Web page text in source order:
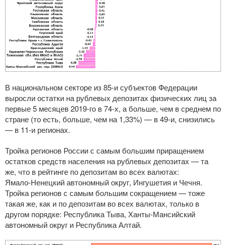
В национальном секторе из85-исубъектов Федерации
выросли остатки на рублевых депозитах физических лиц за
первые 5 месяцев2019-го в74-х, а больше, чем в среднем по
стране (то есть, больше, чем на 1,33%) — в49-и, снизились
— в 11-и регионах.
Тройка регионов России с самым большим приращением
остатков средств населения на рублевых депозитах — та
же, что в рейтинге по депозитам во всех валютах:
Ямало-Ненецкийавтономный округ, Ингушетия и Чечня.
Тройка регионов с самым большим сокращением — тоже
такая же, как и по депозитам во всех валютах, только в
другом порядке: Республика Тыва, Ханты-Мансийский
автономный округ и Республика Алтай.